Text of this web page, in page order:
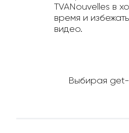
TVANouvelles в
время и
видео.
Выбирая get-